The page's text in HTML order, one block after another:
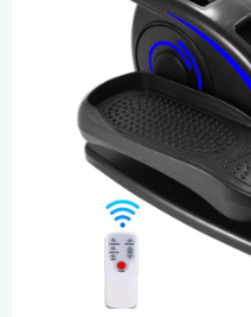
Mastectomia
Compresión Médica
Fabricación a Medida